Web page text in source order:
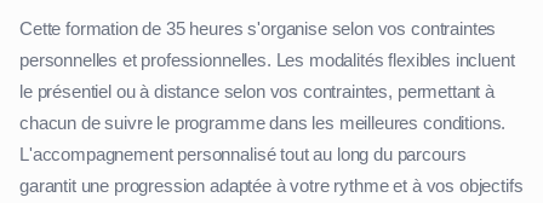
Cette formation de 35 heures s'organise selon vos contraintes
personnelles et professionnelles. Les modalités flexibles incluent
le présentiel ou à distance selon vos contraintes, permettant à
chacun de suivre le programme dans les meilleures conditions.
L'accompagnement personnalisé tout au long du parcours
garantit une progression adaptée à votre rythme et à vos objectifs